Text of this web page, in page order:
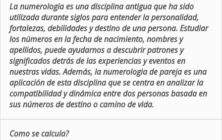
La numerologia es una disciplina antigua que ha sido
utilizada durante siglos para entender la personalidad,
fortalezas, debilidades y destino de una persona. Estudiar
los números en la fecha de nacimiento, nombres y
apellidos, puede ayudarnos a descubrir patrones y
significados detrás de las experiencias y eventos en
nuestras vidas. Además, la numerologia de pareja es una
aplicación de esta disciplina que se centra en analizar la
compatibilidad y dinámica entre dos personas basada en
sus números de destino o camino de vida.
Como se calcula?